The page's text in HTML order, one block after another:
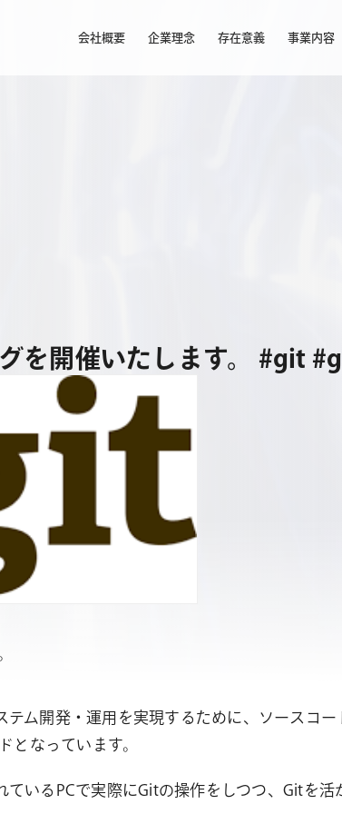
会社概要 企業理念 存在意義 事業内容
を開催いたします。 #git
ム開発・運用を実現するために、ソースコ
となっています。
いるPCで実際にGitの操作をしつつ、Gitを